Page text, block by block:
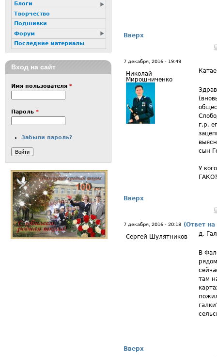
Вверх
7 декабря, 2016 - 19:49
Николай
Мирошниченко
г.р,
сын
У
ГАКО?
Вверх
7 декабря, 2016 - 20:18 (Ответ
Сергей Шулятников
д.
В
там
Вверх
Блоги
Творчество
Подшивки
Форум
Последние материалы
Вход на сайт
Имя пользователя *
Пароль *
Забыли пароль?